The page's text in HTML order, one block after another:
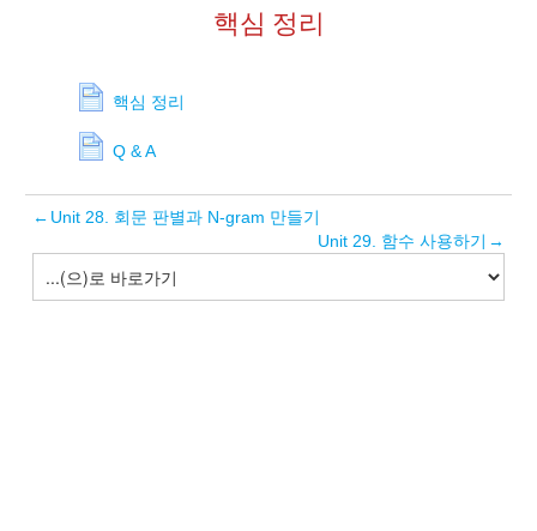
핵심 정리
핵심 정리
Q & A
← Unit 28. 회문 판별과 N-gram 만들기
Unit 29. 함수 사용하기 →